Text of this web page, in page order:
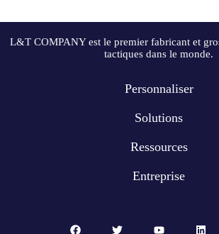
L&T COMPANY est le premier fabricant et
tactiques dans le monde.
Personnaliser
Solutions
Ressources
Entreprise